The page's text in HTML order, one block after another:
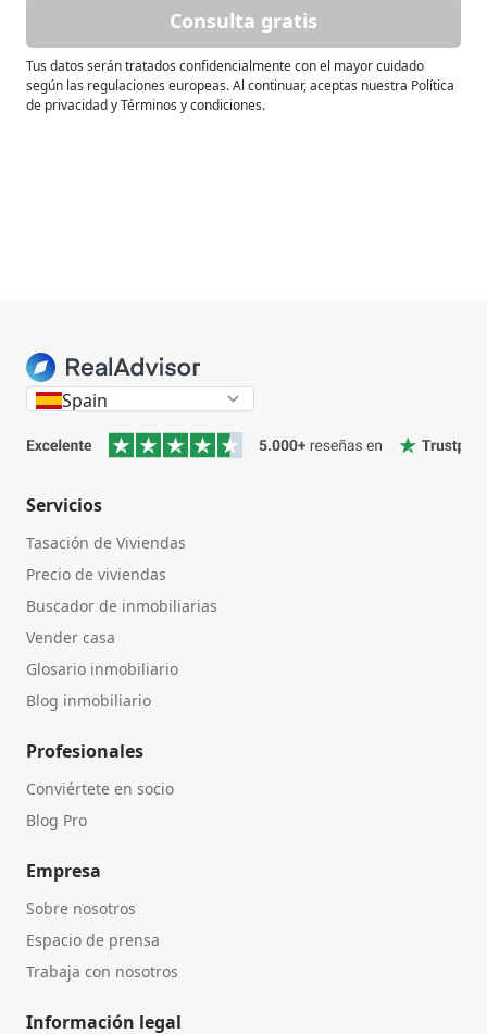
Consulta gratis
Tus datos serán tratados confidencialmente con el mayor cuidado
según las regulaciones europeas. Al continuar, aceptas nuestra Política
de privacidad y Términos y condiciones.
Spain
Servicios
Tasación de Viviendas
Precio de viviendas
Buscador de inmobiliarias
Vender casa
Glosario inmobiliario
Blog inmobiliario
Profesionales
Conviértete en socio
Blog Pro
Empresa
Sobre nosotros
Espacio de prensa
Trabaja con nosotros
Información legal